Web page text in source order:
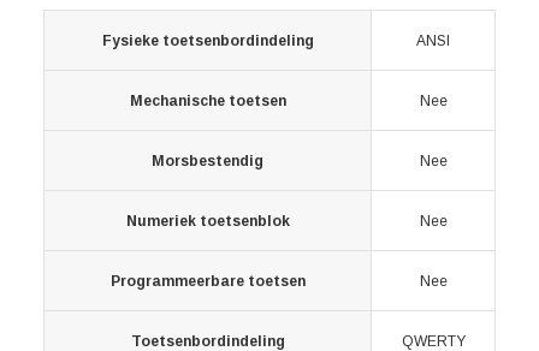
Fysieke toetsenbordindeling ANSI
Mechanische toetsen Nee
Morsbestendig Nee
Numeriek toetsenblok Nee
Programmeerbare toetsen Nee
Toetsenbordindeling QWERTY